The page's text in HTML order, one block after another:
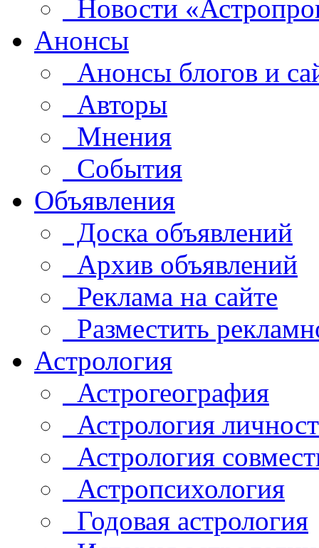
Новости
Анонсы
Анонсы блогов и
Авторы
Мнения
События
Объявления
Доска объявлений
Архив объявлений
Реклама на сайте
Разместить
Астрология
Астрогеография
Астрология
Астрология
Астропсихология
Годовая астрология